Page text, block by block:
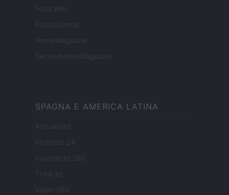
Food Wiki
FuturoDonna
HomeMagazine
SecondHomeMagazine
SPAGNA E AMERICA LATINA
Actualidad
Finanzas 24
Investindo 365
Think.es
Viajar 365